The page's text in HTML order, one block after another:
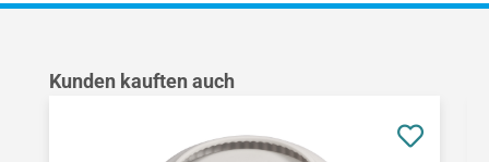
Produktgalerie überspringen
Kunden kauften auch